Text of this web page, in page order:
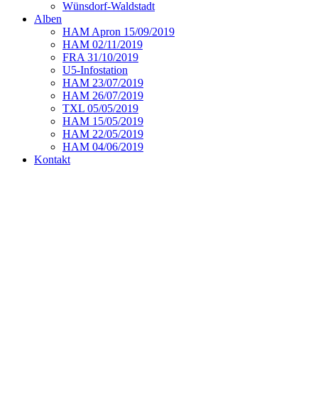
Wünsdorf-Waldstadt
Alben
HAM Apron 15/09/2019
HAM 02/11/2019
FRA 31/10/2019
U5-Infostation
HAM 23/07/2019
HAM 26/07/2019
TXL 05/05/2019
HAM 15/05/2019
HAM 22/05/2019
HAM 04/06/2019
Kontakt